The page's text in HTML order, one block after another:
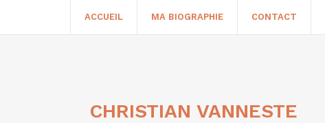
ACCUEIL MA BIOGRAPHIE CONTACT
CHRISTIAN VANNESTE